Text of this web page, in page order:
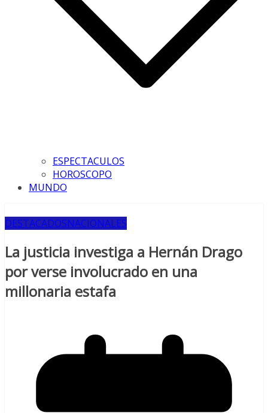
ESPECTACULOS
HOROSCOPO
MUNDO
DESTACADOSNACIONALES
La justicia investiga a Hernán Drago
por verse involucrado en una
millonaria estafa